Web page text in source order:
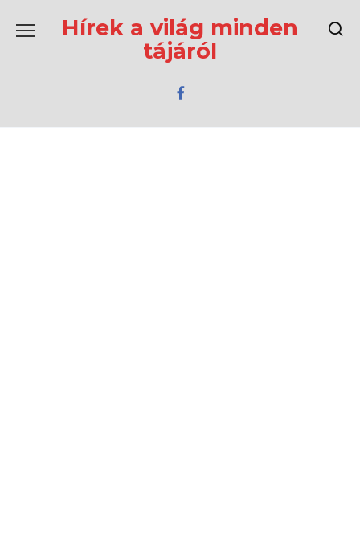
содержаниюHírek a világ minden
tájáról